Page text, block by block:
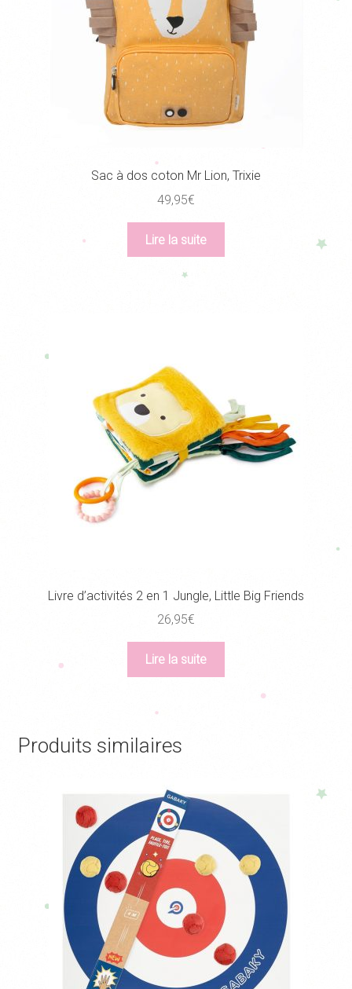
Sac à dos coton Mr Lion, Trixie
49,95€
Lire la suite
Livre d’activités 2 en 1 Jungle, Little Big Friends
26,95€
Lire la suite
Produits similaires